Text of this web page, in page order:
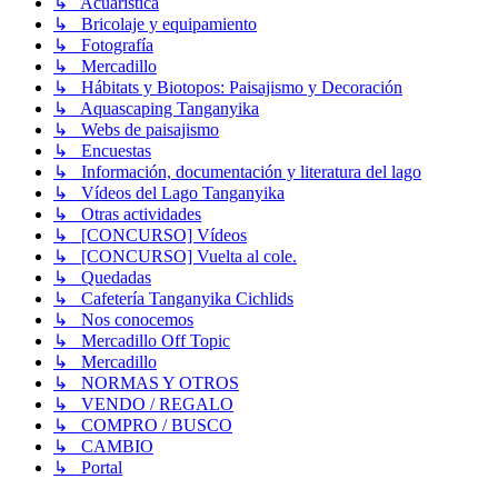
↳ Bricolaje y equipamiento
↳ Fotografía
↳ Mercadillo
↳ Hábitats y Biotopos: Paisajismo y Decoración
↳ Aquascaping Tanganyika
↳ Webs de paisajismo
↳ Encuestas
↳ Información, documentación y literatura del lago
↳ Vídeos del Lago Tanganyika
↳ Otras actividades
↳ [CONCURSO] Vídeos
↳ [CONCURSO] Vuelta al cole.
↳ Quedadas
↳ Cafetería Tanganyika Cichlids
↳ Nos conocemos
↳ Mercadillo Off Topic
↳ Mercadillo
↳ NORMAS Y OTROS
↳ VENDO / REGALO
↳ COMPRO / BUSCO
↳ CAMBIO
↳ Portal